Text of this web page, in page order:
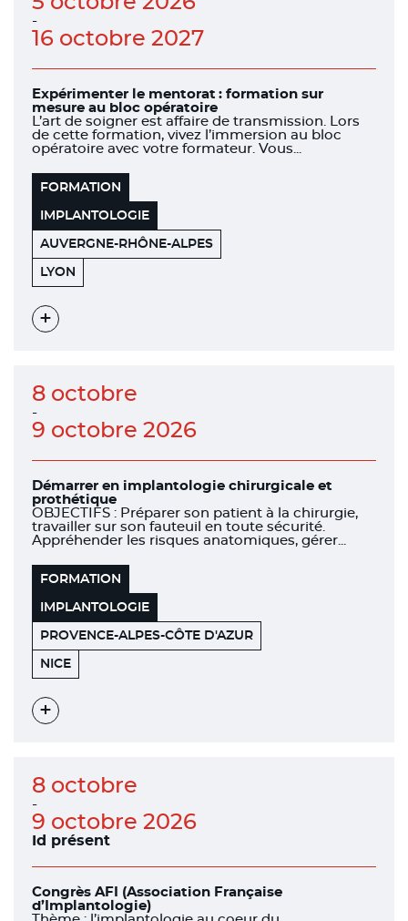
-
16 octobre 2027
Expérimenter le mentorat : formation sur
mesure au bloc opératoire
L’art de soigner est affaire de transmission. Lors
de cette formation, vivez l’immersion au bloc
opératoire avec votre formateur. Vous...
FORMATION
IMPLANTOLOGIE
AUVERGNE-RHÔNE-ALPES
151
BOULEVARD
STALINGRAD
LYON
Voir
8 octobre
-
9 octobre 2026
Démarrer en implantologie chirurgicale et
prothétique
OBJECTIFS : Préparer son patient à la chirurgie,
travailler sur son fauteuil en toute sécurité.
Appréhender les risques anatomiques, gérer...
FORMATION
IMPLANTOLOGIE
PROVENCE-ALPES-CÔTE D'AZUR
455
PROMENADE
ANGLAIS
NICE
Voir
8 octobre
-
9 octobre 2026
Id présent
Congrès AFI (Association Française
d’Implantologie)